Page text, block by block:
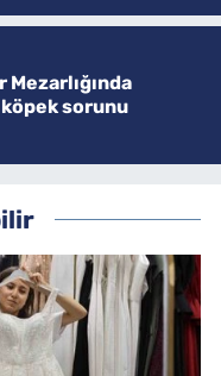
köpek sorunu